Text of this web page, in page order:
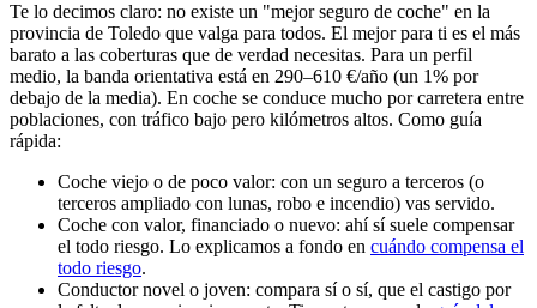
Te lo decimos claro: no existe un "mejor seguro de coche" en la
provincia de Toledo que valga para todos. El mejor para ti es el más
barato a las coberturas que de verdad necesitas. Para un perfil
medio, la banda orientativa está en 290–610 €/año (un 1% por
debajo de la media). En coche se conduce mucho por carretera entre
poblaciones, con tráfico bajo pero kilómetros altos. Como guía
rápida:
Coche viejo o de poco valor: con un seguro a terceros (o
terceros ampliado con lunas, robo e incendio) vas servido.
Coche con valor, financiado o nuevo: ahí sí suele compensar
el todo riesgo. Lo explicamos a fondo en cuándo compensa el
todo riesgo.
Conductor novel o joven: compara sí o sí, que el castigo por